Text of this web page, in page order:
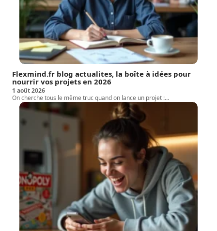
Flexmind.fr blog actualites, la boîte à idées pour
nourrir vos projets en 2026
1 août 2026
On cherche tous le même truc quand on lance un projet :…